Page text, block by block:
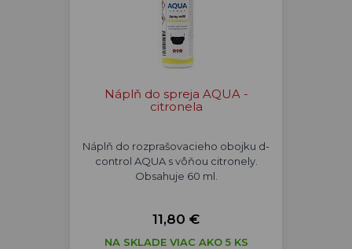
Náplň do spreja AQUA -
citronela
Náplň do rozprašovacieho obojku d-
control AQUA s vôňou citronely.
Obsahuje 60 ml.
11,80 €
NA SKLADE VIAC AKO 5 KS